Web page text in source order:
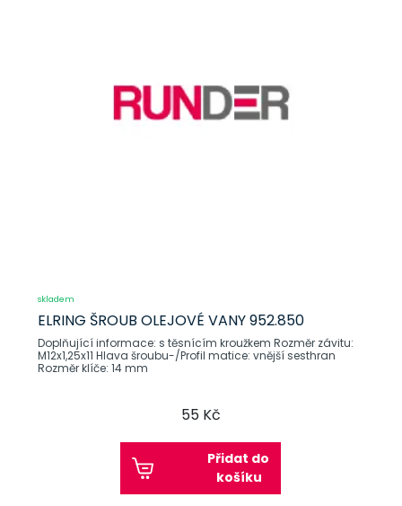
skladem
ELRING ŠROUB OLEJOVÉ VANY 952.850
Doplňující informace: s těsnícím kroužkem Rozměr závitu:
M12x1,25x11 Hlava šroubu-/Profil matice: vnější sesthran
Rozměr klíče: 14 mm
55 Kč
Přidat do
košíku